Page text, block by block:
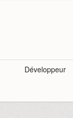
Développeur